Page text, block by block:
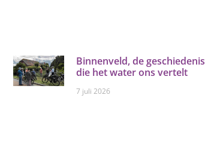
Binnenveld, de geschiedenis
die het water ons vertelt
7 juli 2026